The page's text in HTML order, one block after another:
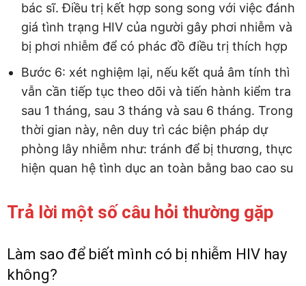
bác sĩ. Điều trị kết hợp song song với việc đánh
giá tình trạng HIV của người gây phơi nhiễm và
bị phơi nhiễm để có phác đồ điều trị thích hợp
Bước 6: xét nghiệm lại, nếu kết quả âm tính thì
vẫn cần tiếp tục theo dõi và tiến hành kiểm tra
sau 1 tháng, sau 3 tháng và sau 6 tháng. Trong
thời gian này, nên duy trì các biện pháp dự
phòng lây nhiễm như: tránh để bị thương, thực
hiện quan hệ tình dục an toàn bằng bao cao su
Trả lời một số câu hỏi thường gặp
Làm sao để biết mình có bị nhiễm HIV hay
không?